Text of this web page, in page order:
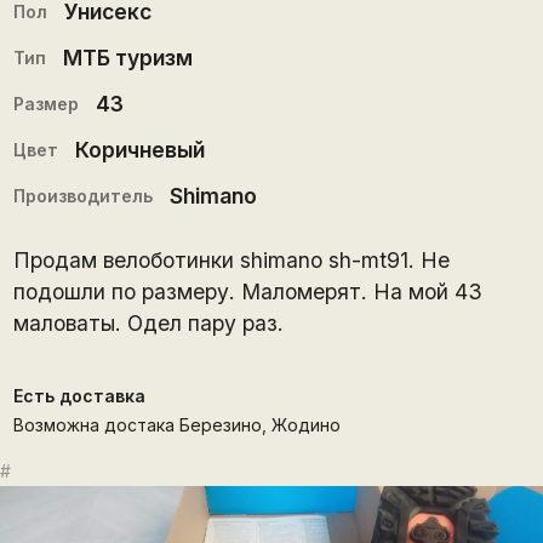
Пол Унисекс
Тип МТБ туризм
Размер 43
Цвет Коричневый
Производитель Shimano
Продам велоботинки shimano sh-mt91. Не
подошли по размеру. Маломерят. На мой 43
маловаты. Одел пару раз.
Есть доставка
Возможна достака Березино, Жодино
#